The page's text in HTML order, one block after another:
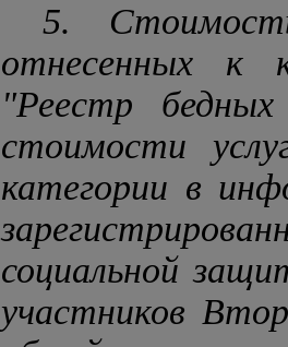
5.
отнесенных к
"Реестр
стоимости
категории в
социальной
участников